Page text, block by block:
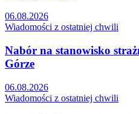
06.08.2026
Wiadomości z ostatniej chwili
Nabór na stanowisko
Górze
06.08.2026
Wiadomości z ostatniej chwili